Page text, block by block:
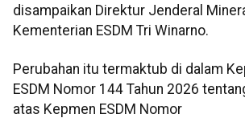
disampaikan Direktur Jenderal
Kementerian ESDM Tri Winarno.
Perubahan itu termaktub di dalam
ESDM Nomor 144 Tahun 2026
atas Kepmen ESDM Nomor